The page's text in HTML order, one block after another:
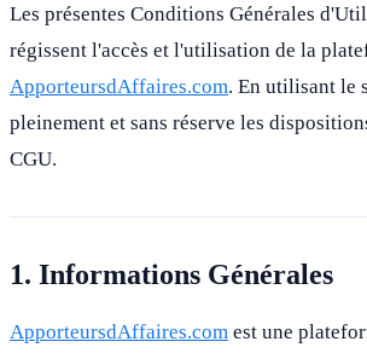
Les présentes Conditions Générales
régissent l'accès et l'utilisation de la
ApporteursdAffaires.com. En utilisant le
pleinement et sans réserve les
CGU.
1. Informations Générales
ApporteursdAffaires.com est une